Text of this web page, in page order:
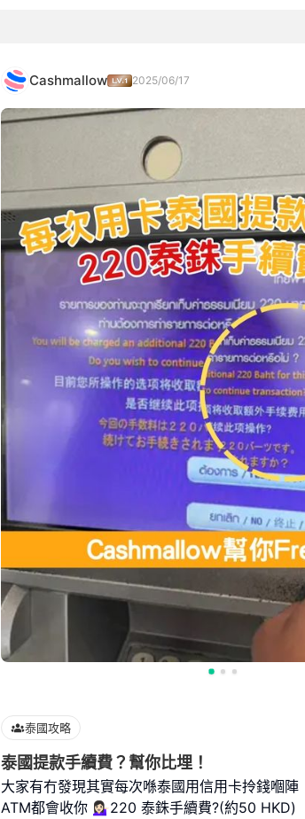
Cashmallow 2025/06/17
泰國攻略
泰國提款手續費？幫你比埋！
大家有冇發現其實每次喺泰國用信用卡拎錢嗰陣
ATM都會收你 💁🏻‍♀️220 泰銖手續費?(約50 HKD)